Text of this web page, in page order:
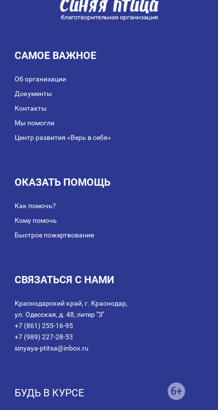
САМОЕ ВАЖНОЕ
Об организации
Документы
Контакты
Мы помогли
Центр развития «Верь в себя»
ОКАЗАТЬ ПОМОЩЬ
Как помочь?
Кому помочь
Быстрое пожертвование
СВЯЗАТЬСЯ С НАМИ
Краснодарский край, г. Краснодар,
ул. Одесская, д. 48, литер "З"
+7 (861) 255-16-95
+7 (989) 227-28-53
sinyaya-ptitsa@inbox.ru
БУДЬ В КУРСЕ